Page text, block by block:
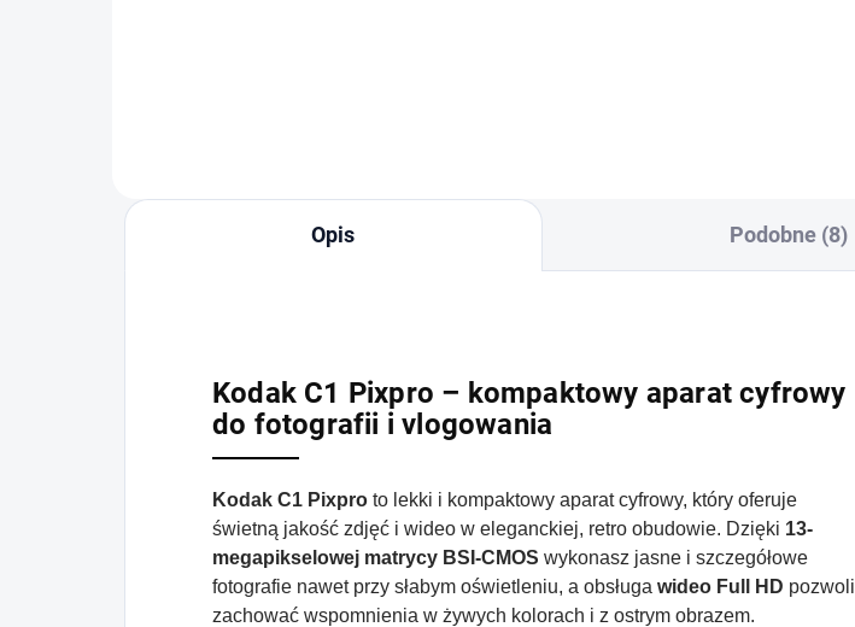
Opis Podobne (8)
Kodak C1 Pixpro – kompaktowy aparat cyfrowy
do fotografii i vlogowania
Kodak C1 Pixpro to lekki i kompaktowy aparat cyfrowy, który oferuje
świetną jakość zdjęć i wideo w eleganckiej, retro obudowie. Dzięki 13-
megapikselowej matrycy BSI-CMOS wykonasz jasne i szczegółowe
fotografie nawet przy słabym oświetleniu, a obsługa wideo Full HD pozwoli
zachować wspomnienia w żywych kolorach i z ostrym obrazem.